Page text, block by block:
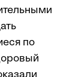
по